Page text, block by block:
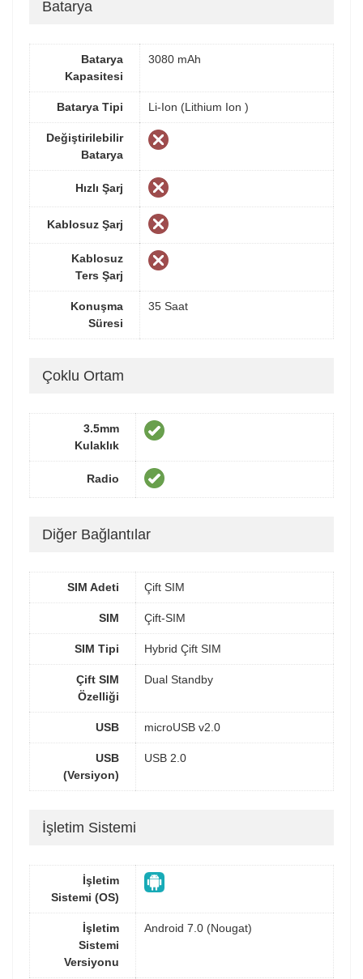
Batarya
Batarya
Kapasitesi
3080 mAh
Batarya Tipi Li-Ion (Lithium Ion )
Değiştirilebilir
Batarya
Hızlı Şarj
Kablosuz Şarj
Kablosuz
Ters Şarj
Konuşma
Süresi
35 Saat
Çoklu Ortam
3.5mm
Kulaklık
Radio
Diğer Bağlantılar
SIM Adeti Çift SIM
SIM Çift-SIM
SIM Tipi Hybrid Çift SIM
Çift SIM
Özelliği
Dual Standby
USB microUSB v2.0
USB
(Versiyon)
USB 2.0
İşletim Sistemi
İşletim
Sistemi (OS)
İşletim
Sistemi
Versiyonu
Android 7.0 (Nougat)